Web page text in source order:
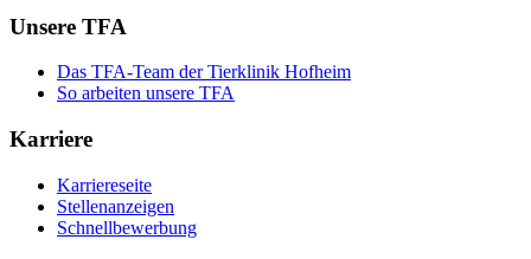
Unsere TFA
Das TFA-Team der Tierklinik Hofheim
So arbeiten unsere TFA
Karriere
Karriereseite
Stellenanzeigen
Schnellbewerbung